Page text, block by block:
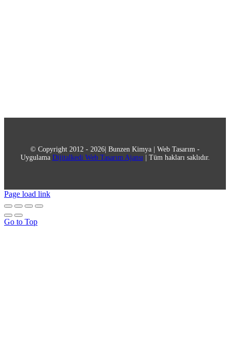
© Copyright 2012 - 2026| Bunzen Kimya | Web Tasarım -
Uygulama Dijitalkedi Web Tasarım Ajansı| Tüm hakları saklıdır.
Page load link
Go to Top